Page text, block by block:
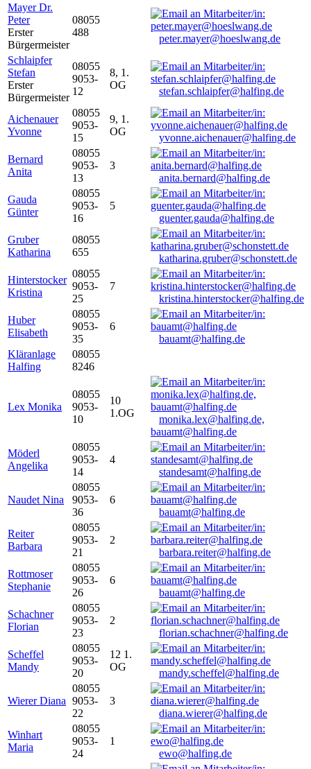
Mayer Dr.
Peter
Erster
Bürgermeister
08055
488
peter.mayer@hoeslwang.de
Schlaipfer
Stefan
Erster
Bürgermeister
08055
9053-
12
8, 1.
OG
stefan.schlaipfer@halfing.de
Aichenauer
Yvonne
08055
9053-
15
9, 1.
OG
yvonne.aichenauer@halfing.de
Bernard
Anita
08055
9053-
13
3
anita.bernard@halfing.de
Gauda
Günter
08055
9053-
16
5
guenter.gauda@halfing.de
Gruber
Katharina
08055
655
katharina.gruber@schonstett.de
Hinterstocker
Kristina
08055
9053-
25
7
kristina.hinterstocker@halfing.de
Huber
Elisabeth
08055
9053-
35
6
bauamt@halfing.de
Kläranlage
Halfing
08055
8246
Lex Monika
08055
9053-
10
10
1.OG
monika.lex@halfing.de,
bauamt@halfing.de
Möderl
Angelika
08055
9053-
14
4
standesamt@halfing.de
Naudet Nina
08055
9053-
36
6
bauamt@halfing.de
Reiter
Barbara
08055
9053-
21
2
barbara.reiter@halfing.de
Rottmoser
Stephanie
08055
9053-
26
6
bauamt@halfing.de
Schachner
Florian
08055
9053-
23
2
florian.schachner@halfing.de
Scheffel
Mandy
08055
9053-
20
12 1.
OG
mandy.scheffel@halfing.de
Wierer Diana
08055
9053-
22
3
diana.wierer@halfing.de
Winhart
Maria
08055
9053-
24
1
ewo@halfing.de